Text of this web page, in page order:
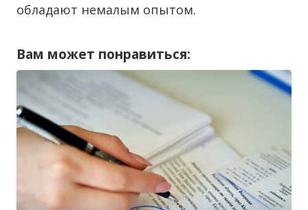
обладают немалым опытом.
Вам может понравиться: